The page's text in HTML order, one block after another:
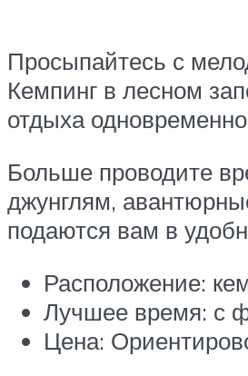
Просыпайтесь с
Кемпинг в лесном
отдыха
Больше проводите
джунглям,
подаются вам в
Расположение:
Лучшее время: с
Цена: